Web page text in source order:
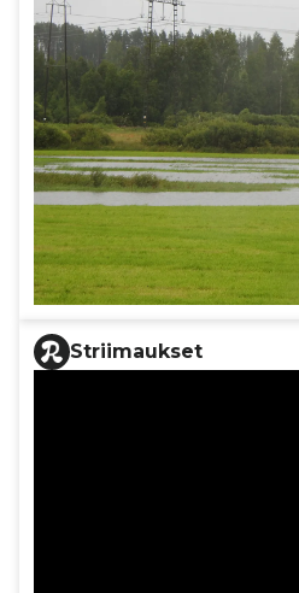
Striimaukset